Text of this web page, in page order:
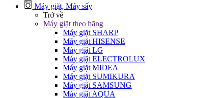
Máy giặt, Máy sấy
Trở về
Máy giặt theo hãng
Máy giặt SHARP
Máy giặt HISENSE
Máy giặt LG
Máy giặt ELECTROLUX
Máy giặt MIDEA
Máy giặt SUMIKURA
Máy giặt SAMSUNG
Máy giặt AQUA